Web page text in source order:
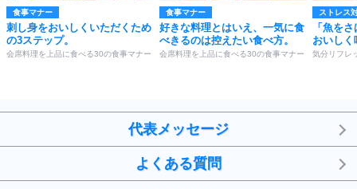
食事マナー
刺し身をおいしくいただくため
の3ステップ。
会席料理を上品に食べる30の食事マナー
食事マナー
好きな料理とはいえ、一気に食
べきるのは控えたい食べ方。
会席料理を上品に食べる30の食事マナー
ストレス
「魚を
おいしく
気分リフレ
代表メッセージ
よくある質問